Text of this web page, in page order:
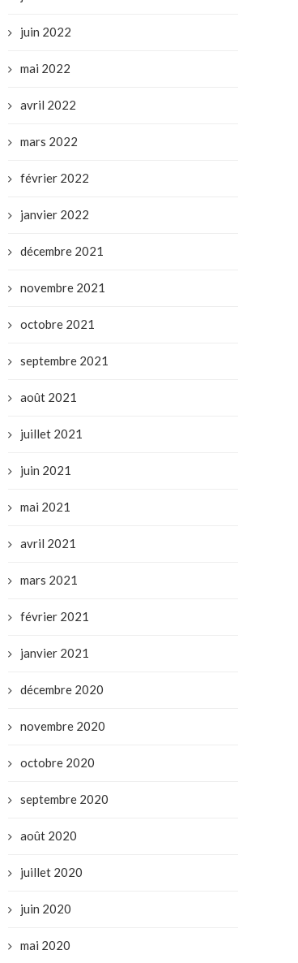
juin 2022
mai 2022
avril 2022
mars 2022
février 2022
janvier 2022
décembre 2021
novembre 2021
octobre 2021
septembre 2021
août 2021
juillet 2021
juin 2021
mai 2021
avril 2021
mars 2021
février 2021
janvier 2021
décembre 2020
novembre 2020
octobre 2020
septembre 2020
août 2020
juillet 2020
juin 2020
mai 2020